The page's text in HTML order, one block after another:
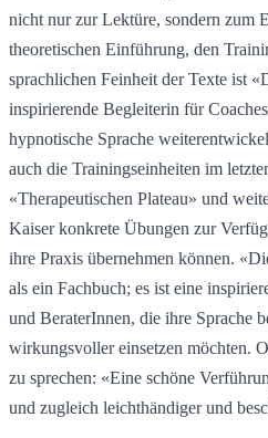
nicht nur zur Lektüre, sondern zum
theoretischen Einführung, den
sprachlichen Feinheit der Texte ist
inspirierende Begleiterin für
hypnotische Sprache
auch die Trainingseinheiten im
«Therapeutischen Plateau» und
Kaiser konkrete Übungen zur
ihre Praxis übernehmen können.
als ein Fachbuch; es ist eine
und BeraterInnen, die ihre Sprache
wirkungsvoller einsetzen möchten.
zu sprechen: «Eine schöne
und zugleich leichthändiger und